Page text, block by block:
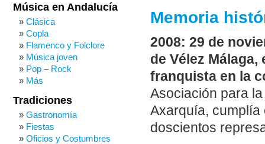
Memoria
2008: 29 de
de Vélez
franquista en la
Asociación para
Axarquía, cumplía
doscientos
Música en Andalucía
Clásica
Copla
Flamenco y Folclore
Música joven
Pop – Rock
Más
Tradiciones
Gastronomía
Fiestas
Oficios y Costumbres